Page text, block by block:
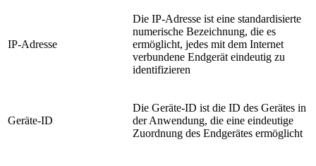
IP-Adresse
Die IP-Adresse ist eine standardisierte
numerische Bezeichnung, die es
ermöglicht, jedes mit dem Internet
verbundene Endgerät eindeutig zu
identifizieren
Geräte-ID
Die Geräte-ID ist die ID des Gerätes in
der Anwendung, die eine eindeutige
Zuordnung des Endgerätes ermöglicht